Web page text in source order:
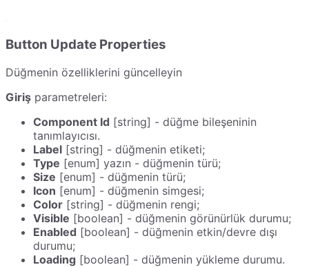
Button Update Properties
Düğmenin özelliklerini güncelleyin
Giriş parametreleri:
Component Id [string] - düğme bileşeninin
tanımlayıcısı.
Label [string] - düğmenin etiketi;
Type [enum] yazın - düğmenin türü;
Size [enum] - düğmenin türü;
Icon [enum] - düğmenin simgesi;
Color [string] - düğmenin rengi;
Visible [boolean] - düğmenin görünürlük durumu;
Enabled [boolean] - düğmenin etkin/devre dışı
durumu;
Loading [boolean] - düğmenin yükleme durumu.